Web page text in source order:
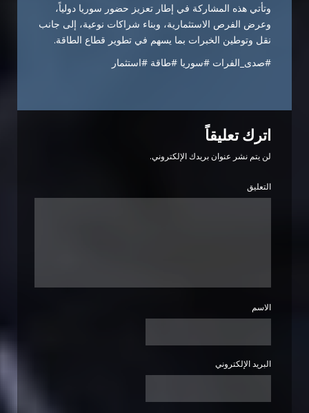
وتأتي هذه المشاركة في إطار تعزيز حضور سوريا دولياً،
وعرض الفرص الاستثمارية، وبناء شراكات نوعية، إلى جانب
نقل وتوطين الخبرات بما يسهم في تطوير قطاع الطاقة.
#صدى_الفرات #سوريا #طاقة #استثمار
اترك تعليقاً
لن يتم نشر عنوان بريدك الإلكتروني.
التعليق
الاسم
البريد الإلكتروني